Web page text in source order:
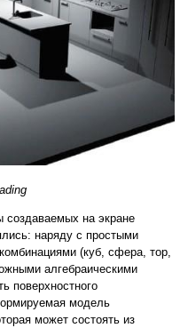
на экране
наряду с простыми
(куб, сфера, тор,
алгебраическими
поверхностного
модель
может состоять из